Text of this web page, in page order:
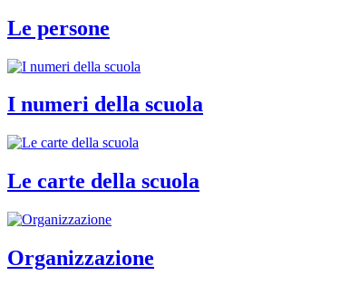
Le persone
I numeri della scuola
Le carte della scuola
Organizzazione